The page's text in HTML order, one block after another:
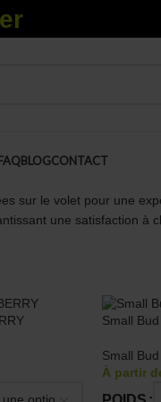
BLOGCONTACT
sur le volet pour une
une satisfaction à
Small
Small
À partir